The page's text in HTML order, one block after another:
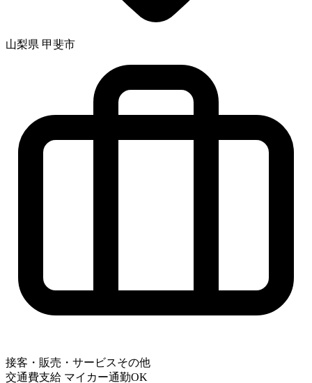
山梨県 甲斐市
接客・販売・サービスその他
交通費支給 マイカー通勤OK